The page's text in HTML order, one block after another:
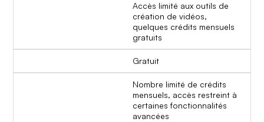
Accès limité aux outils de
création de vidéos,
quelques crédits mensuels
gratuits
Gratuit
Nombre limité de crédits
mensuels, accès restreint à
certaines fonctionnalités
avancées